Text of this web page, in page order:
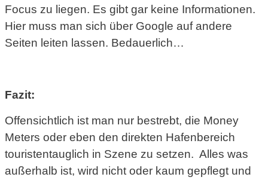
Focus zu liegen. Es gibt gar keine Informationen.
Hier muss man sich über Google auf andere
Seiten leiten lassen. Bedauerlich…
Fazit:
Offensichtlich ist man nur bestrebt, die Money
Meters oder eben den direkten Hafenbereich
touristentauglich in Szene zu setzen. Alles was
außerhalb ist, wird nicht oder kaum gepflegt und